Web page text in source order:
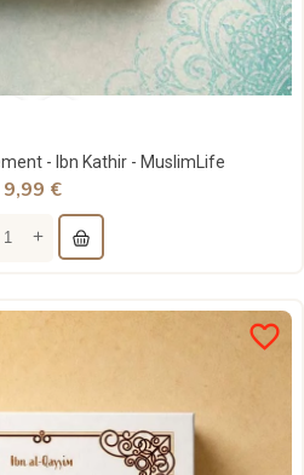
- Ibn Kathir - MuslimLife
9,99 €
favorite_border